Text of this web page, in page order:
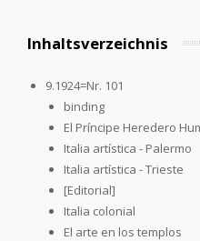
Inhaltsverzeichnis
9.1924=Nr. 101
binding
El Príncipe Heredero
Italia artística - Palermo
Italia artística - Trieste
[Editorial]
Italia colonial
El arte en los templos